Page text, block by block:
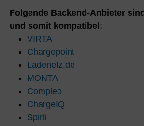
Folgende Backend-Anbieter
und somit kompatibel:
VIRTA
Chargepoint
Ladenetz.de
MONTA
Compleo
ChargeIQ
Spirii